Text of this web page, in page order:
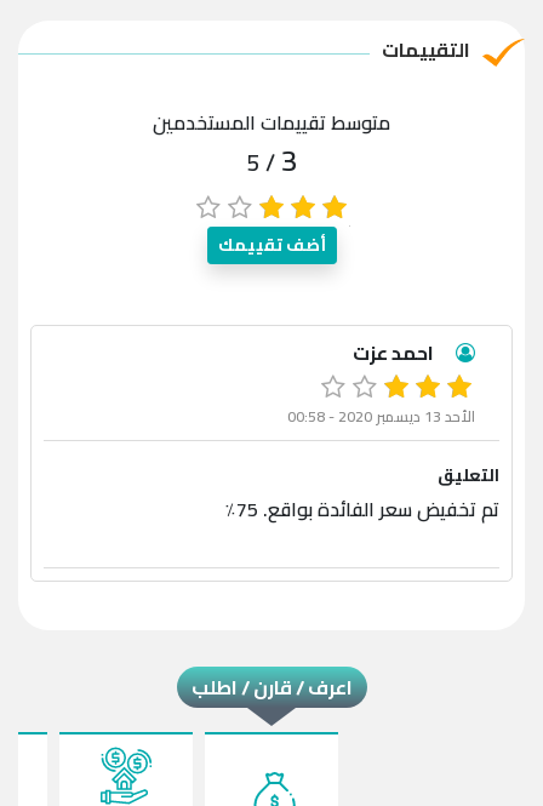
التقييمات
متوسط تقييمات المستخدمين
3
/ 5
أضف تقييمك
احمد عزت
الأحد 13 ديسمبر 2020 - 00:58
التعليق
تم تخفيض سعر الفائدة بواقع. 75٪
اعرف / قارن / اطلب